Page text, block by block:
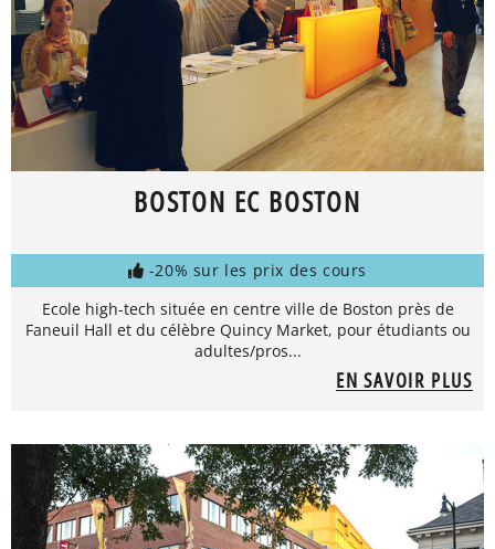
BOSTON EC BOSTON
-20% sur les prix des cours
Ecole high-tech située en centre ville de Boston près de
Faneuil Hall et du célèbre Quincy Market, pour étudiants ou
adultes/pros...
EN SAVOIR PLUS